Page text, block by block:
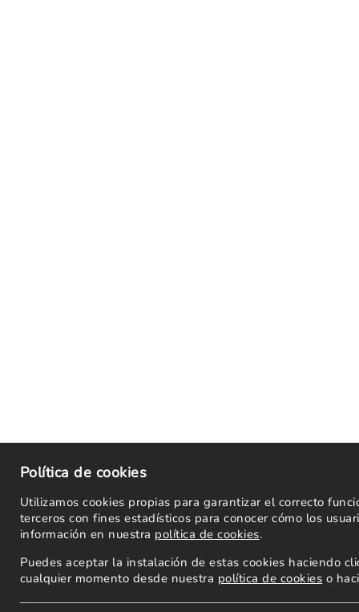
Política de cookies
Utilizamos cookies propias para garantizar el correcto
terceros con fines estadísticos para conocer cómo los
información en nuestra política de cookies.
Puedes aceptar la instalación de estas cookies haciendo
cualquier momento desde nuestra política de cookies o